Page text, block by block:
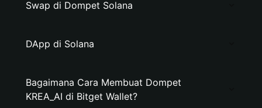
Swap di Dompet Solana
DApp di Solana
Bagaimana Cara Membuat Dompet
KREA_AI di Bitget Wallet?